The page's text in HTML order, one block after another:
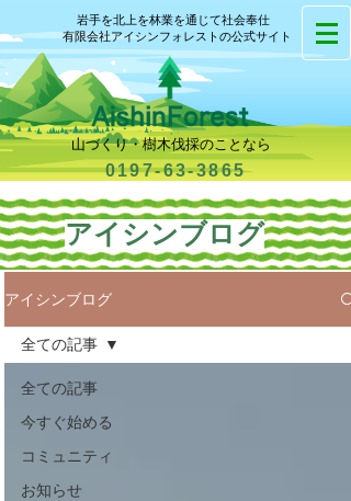
岩手を北上を林業を通じて社会奉仕
有限会社アイシンフォレストの公式サイト
山づくり・樹木伐採のことなら
0197-63-3865
​アイシンブログ
アイシンブログ
全ての記事
今すぐ始める
コミュニティ
お知らせ
全ての記事